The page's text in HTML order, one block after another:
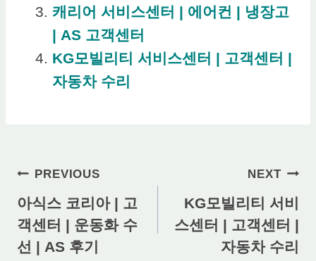
캐리어 서비스센터 | 에어컨 | 냉장고
| AS 고객센터
KG모빌리티 서비스센터 | 고객센터 |
자동차 수리
글
탐
색
PREVIOUS
아식스 코리아 | 고
객센터 | 운동화 수
선 | AS 후기
NEXT
KG모빌리티 서비
스센터 | 고객센터 |
자동차 수리